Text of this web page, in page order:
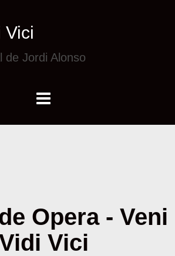
Vici
de Jordi Alonso
Opera - Veni
Vici